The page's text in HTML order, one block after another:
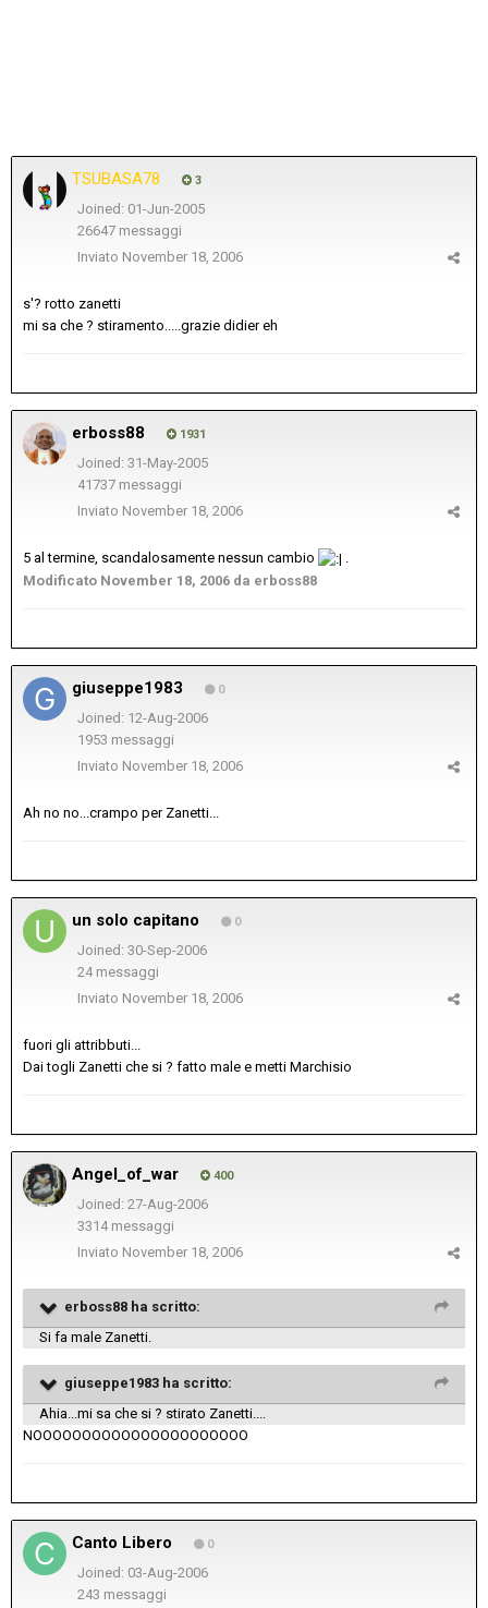
TSUBASA78 3
Joined: 01-Jun-2005
26647 messaggi
Inviato November 18, 2006
s'? rotto zanetti
mi sa che ? stiramento.....grazie didier eh
erboss88 1931
Joined: 31-May-2005
41737 messaggi
Inviato November 18, 2006
5 al termine, scandalosamente nessun cambio
.
Modificato November 18, 2006 da erboss88
giuseppe1983 0
Joined: 12-Aug-2006
1953 messaggi
Inviato November 18, 2006
Ah no no...crampo per Zanetti...
un solo capitano 0
Joined: 30-Sep-2006
24 messaggi
Inviato November 18, 2006
fuori gli attribbuti...
Dai togli Zanetti che si ? fatto male e metti Marchisio
Angel_of_war 400
Joined: 27-Aug-2006
3314 messaggi
Inviato November 18, 2006
erboss88 ha scritto:
Si fa male Zanetti.
giuseppe1983 ha scritto:
Ahia...mi sa che si ? stirato Zanetti....
NOOOOOOOOOOOOOOOOOOOOOO
Canto Libero 0
Joined: 03-Aug-2006
243 messaggi